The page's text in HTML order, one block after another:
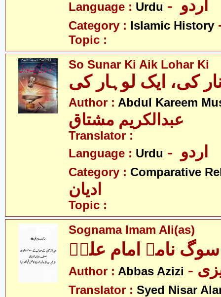
Language : Urdu
Category : Islamic History
Topic :
So Sunar Ki Aik Lohar Ki
Author : Abdul Kareem
عبدالکریم مشتاق
Translator :
Language : Urdu
Category : Comparative
ادیان
Topic :
Sognama Imam Ali(as)
سوگ نامہ امام علیؑ
Author : Abbas Azizi
Translator : Syed Nisar